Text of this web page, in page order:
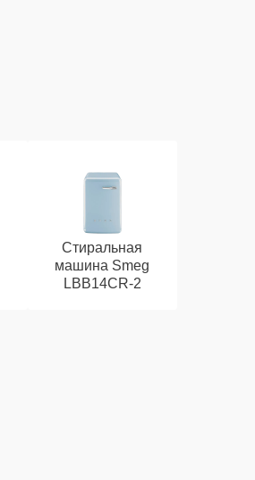
Стиральная
машина Smeg
LBB14CR-2